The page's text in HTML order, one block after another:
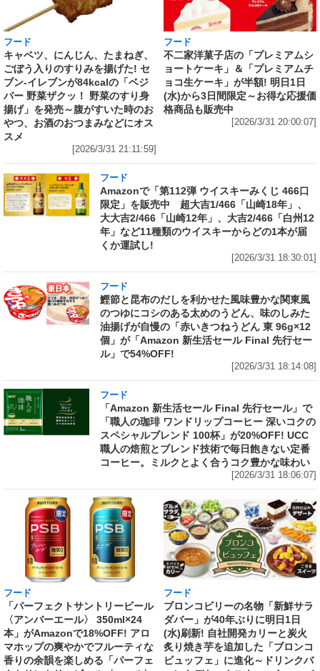
フード
キャベツ、にんじん、たまねぎ、
ごぼう入りのすりみを揚げた! セ
ブン‐イレブンが84kcalの「ベジ
バー 野菜ザクッ！ 野菜のすり身
揚げ」を発売～腹がすいた時のお
やつ、お酒のおつまみなどにオス
スメ
[2026/3/31 21:11:59]
フード
不二家洋菓子店の「プレミアムシ
ョートケーキ」＆「プレミアムチ
ョコ生ケーキ」が半額! 明日1日
(水)から3日間限定～お得な応援価
格商品も販売中
[2026/3/31 20:00:07]
フード
Amazonで「第112弾 ウイスキーみくじ 466口
限定」を販売中 超大吉1/466「山崎18年」、
大大吉2/466「山崎12年」、大吉2/466「白州12
年」など11種類のウイスキーからどの1本が届
くか運試し!
[2026/3/31 18:30:01]
フード
鰹節と昆布のだしを利かせた風味豊かな関東風
のつゆにコシのある太めのうどん、味のしみた
油揚げが自慢の「赤いきつねうどん 東 96g×12
個」が「Amazon 新生活セール Final 先行セー
ル」で54%OFF!
[2026/3/31 18:14:08]
フード
「Amazon 新生活セール Final 先行セール」で
「職人の珈琲 ワンドリップコーヒー 深いコクの
スペシャルブレンド 100杯」が20%OFF! UCC
職人の焙煎とブレンド技術で毎日飽きない定番
コーヒー。ミルクとよく合うコク豊かな味わい
[2026/3/31 18:06:07]
フード
「パーフェクトサントリービール
〈アンバーエール〉 350ml×24
本」がAmazonで18%OFF! アロ
マホップの爽やかでフルーティな
香りの余韻を楽しめる「パーフェ
フード
ブロンコビリーの名物「新鮮サラ
ダバー」が40年ぶりに明日1日
(水)刷新! 自社開発カリーと炭火
炙り焼き芋を追加した「ブロンコ
ビュッフェ」に進化～ドリンクバ